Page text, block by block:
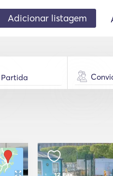
Adicionar listagem